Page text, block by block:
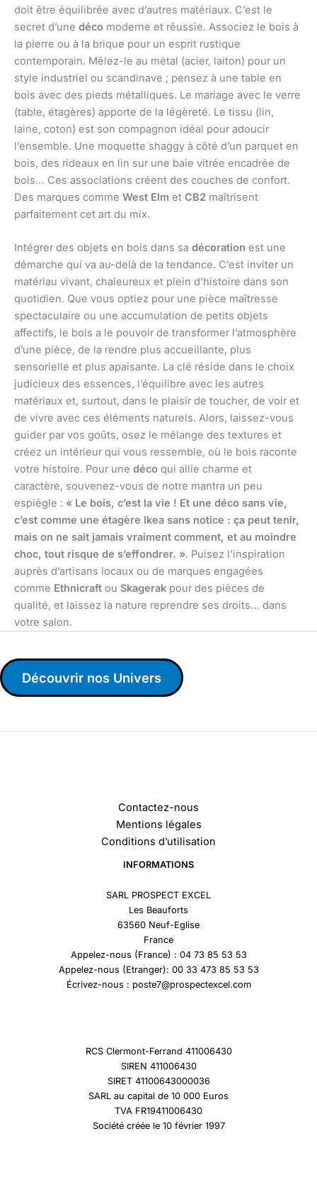
doit être équilibrée avec d’autres matériaux. C’est le
secret d’une déco moderne et réussie. Associez le bois à
la pierre ou à la brique pour un esprit rustique
contemporain. Mêlez-le au métal (acier, laiton) pour un
style industriel ou scandinave ; pensez à une table en
bois avec des pieds métalliques. Le mariage avec le verre
(table, étagères) apporte de la légèreté. Le tissu (lin,
laine, coton) est son compagnon idéal pour adoucir
l’ensemble. Une moquette shaggy à côté d’un parquet en
bois, des rideaux en lin sur une baie vitrée encadrée de
bois… Ces associations créent des couches de confort.
Des marques comme West Elm et CB2 maîtrisent
parfaitement cet art du mix.
Intégrer des objets en bois dans sa décoration est une
démarche qui va au-delà de la tendance. C’est inviter un
matériau vivant, chaleureux et plein d’histoire dans son
quotidien. Que vous optiez pour une pièce maîtresse
spectaculaire ou une accumulation de petits objets
affectifs, le bois a le pouvoir de transformer l’atmosphère
d’une pièce, de la rendre plus accueillante, plus
sensorielle et plus apaisante. La clé réside dans le choix
judicieux des essences, l’équilibre avec les autres
matériaux et, surtout, dans le plaisir de toucher, de voir et
de vivre avec ces éléments naturels. Alors, laissez-vous
guider par vos goûts, osez le mélange des textures et
créez un intérieur qui vous ressemble, où le bois raconte
votre histoire. Pour une déco qui allie charme et
caractère, souvenez-vous de notre mantra un peu
espiègle : « Le bois, c’est la vie ! Et une déco sans vie,
c’est comme une étagère Ikea sans notice : ça peut tenir,
mais on ne sait jamais vraiment comment, et au moindre
choc, tout risque de s’effondrer. ». Puisez l’inspiration
auprès d’artisans locaux ou de marques engagées
comme Ethnicraft ou Skagerak pour des pièces de
qualité, et laissez la nature reprendre ses droits… dans
votre salon.
Découvrir nos Univers
Contactez-nous
Mentions légales
Conditions d’utilisation
INFORMATIONS
SARL PROSPECT EXCEL
Les Beauforts
63560 Neuf-Eglise
France
Appelez-nous (France) : 04 73 85 53 53
Appelez-nous (Etranger): 00 33 473 85 53 53
Écrivez-nous : poste7@prospectexcel.com
RCS Clermont-Ferrand 411006430
SIREN 411006430
SIRET 41100643000036
SARL au capital de 10 000 Euros
TVA FR19411006430
Société créée le 10 février 1997